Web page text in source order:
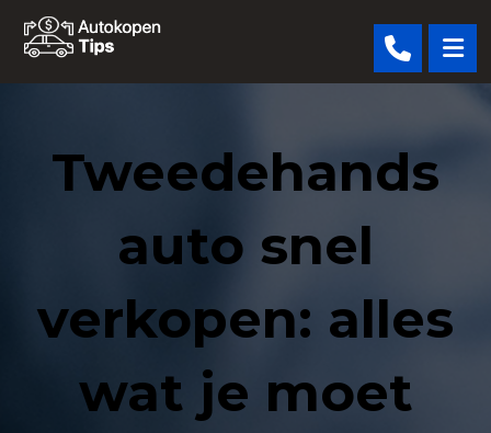
Tweedehands
auto snel
verkopen: alles
wat je moet